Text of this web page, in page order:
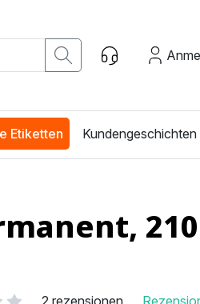
Etiketten Kundengeschichten
2 rezensionen